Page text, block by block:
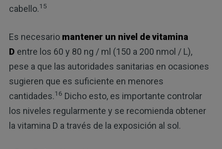
cabello.15
Es necesario mantener un nivel de vitamina
D entre los 60 y 80 ng / ml (150 a 200 nmol / L),
pese a que las autoridades sanitarias en ocasiones
sugieren que es suficiente en menores
cantidades.16 Dicho esto, es importante controlar
los niveles regularmente y se recomienda obtener
la vitamina D a través de la exposición al sol.